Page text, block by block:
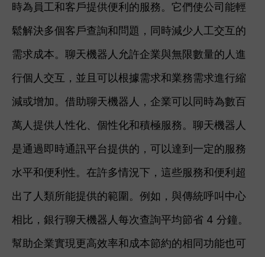
時為員工和客戶提供便利的服務。它們使公司能輕
鬆解決多個客戶查詢和問題，同時減少人工交互的
需求成本。 聊天機器人允許企業與無限數量的人進
行個人交互，並且可以根據需求和業務需求進行縮
減或增加。借助聊天機器人，企業可以同時為數百
萬人提供人性化、個性化和積極服務。 聊天機器人
是通過即時通訊平台提供的，可以達到一定的服務
水平和便利性。在許多情況下，這些服務和便利超
出了人類所能提供的範圍。例如，與傳統呼叫中心
相比，銀行聊天機器人每次查詢平均節省 4 分鐘。
幫助企業實現更高效率和成本節約的相同功能也可